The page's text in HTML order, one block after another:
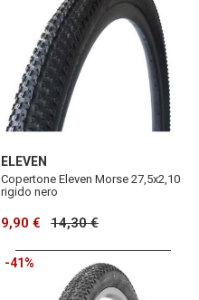
ELEVEN
Copertone Eleven Morse 27,5x2,10
rigido nero
9,90 € 14,30 €
-41%